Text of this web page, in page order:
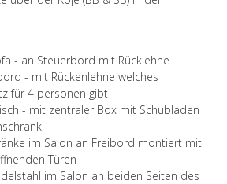
- an Steuerbord mit Rücklehne
- mit Rückenlehne welches
für 4 personen gibt
- mit zentraler Box mit Schubladen
im Salon an Freibord montiert mit
Türen
im Salon an beiden Seiten des